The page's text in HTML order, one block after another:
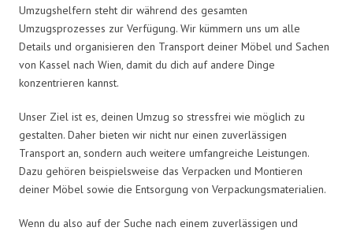
Umzugshelfern steht dir während des gesamten
Umzugsprozesses zur Verfügung. Wir kümmern uns um alle
Details und organisieren den Transport deiner Möbel und Sachen
von Kassel nach Wien, damit du dich auf andere Dinge
konzentrieren kannst.
Unser Ziel ist es, deinen Umzug so stressfrei wie möglich zu
gestalten. Daher bieten wir nicht nur einen zuverlässigen
Transport an, sondern auch weitere umfangreiche Leistungen.
Dazu gehören beispielsweise das Verpacken und Montieren
deiner Möbel sowie die Entsorgung von Verpackungsmaterialien.
Wenn du also auf der Suche nach einem zuverlässigen und